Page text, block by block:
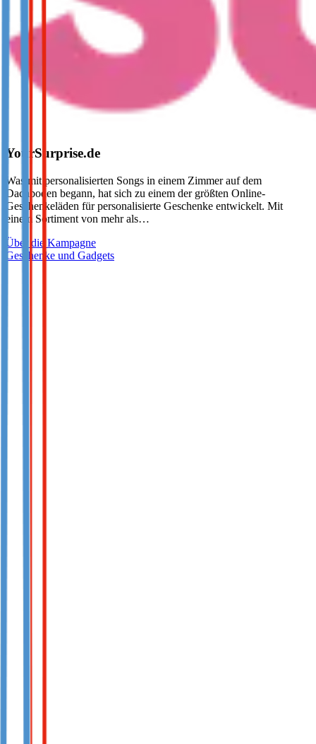
YourSurprise.de
Was mit personalisierten Songs in einem Zimmer auf dem
Dachboden begann, hat sich zu einem der größten Online-
Geschenkeläden für personalisierte Geschenke entwickelt. Mit
einem Sortiment von mehr als…
Über die Kampagne
Geschenke und Gadgets